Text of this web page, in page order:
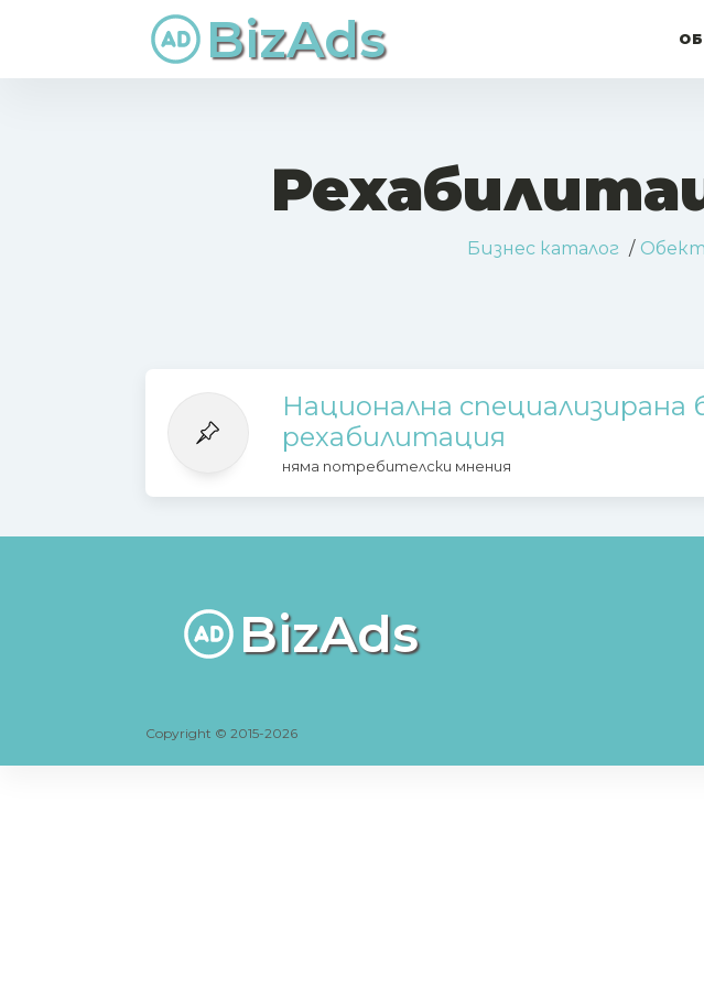
BizAds
Бизнес каталог
Национална специализирана
рехабилитация
няма потребителски мнения
BizAds
Copyright © 2015-2026